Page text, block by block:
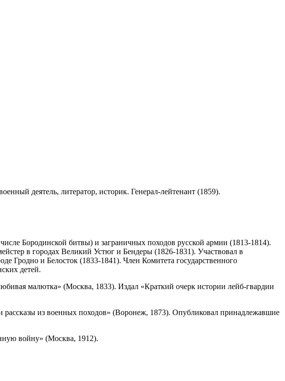
деятель, литератор, историк. Генерал-лейтенант (1859).
Бородинской битвы) и заграничных походов русской армии (1813-1814).
в городах Великий Устюг и Бендеры (1826-1831). Участвовал в
Гродно и Белосток (1833-1841). Член Комитета государственного
детей.
малютка» (Москва, 1833). Издал «Краткий очерк истории лейб-гвардии
из военных походов» (Воронеж, 1873). Опубликовал принадлежавшие
войну» (Москва, 1912).